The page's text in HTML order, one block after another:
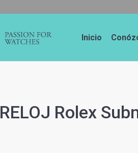
Inicio
RELOJ Rolex